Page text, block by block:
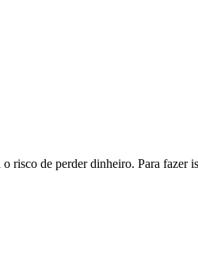
risco de perder dinheiro. Para fazer